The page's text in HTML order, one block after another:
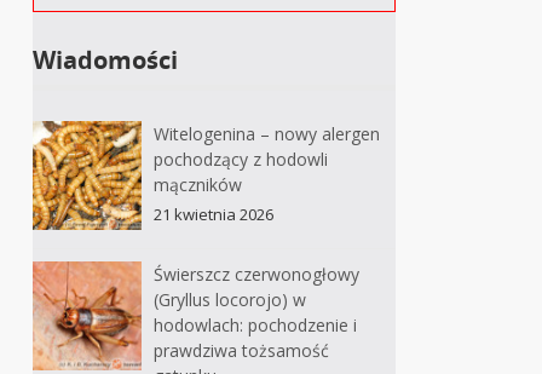
Wiadomości
Witelogenina – nowy alergen
pochodzący z hodowli
mączników
21 kwietnia 2026
Świerszcz czerwonogłowy
(Gryllus locorojo) w
hodowlach: pochodzenie i
prawdziwa tożsamość